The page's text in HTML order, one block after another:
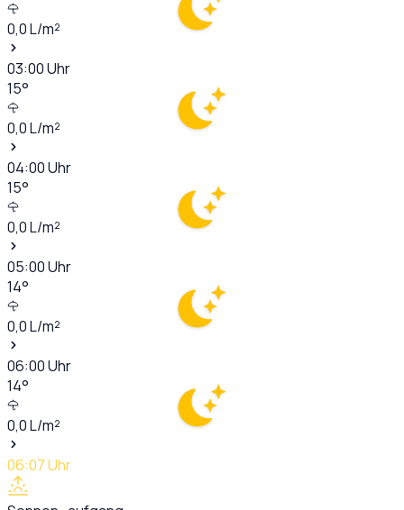
0,0L/m²
03:00Uhr
15°
0,0L/m²
04:00Uhr
15°
0,0L/m²
05:00Uhr
14°
0,0L/m²
06:00Uhr
14°
0,0L/m²
06:07Uhr